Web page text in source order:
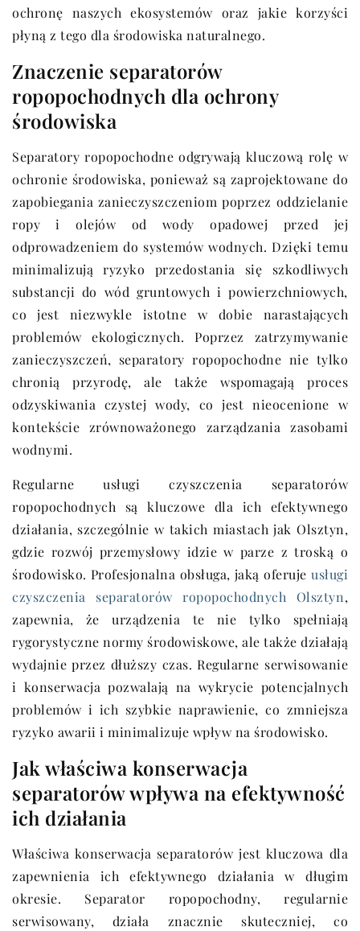
ochronę naszych ekosystemów oraz jakie korzyści
płyną z tego dla środowiska naturalnego.
Znaczenie separatorów
ropopochodnych dla ochrony
środowiska
Separatory ropopochodne odgrywają kluczową rolę w
ochronie środowiska, ponieważ są zaprojektowane do
zapobiegania zanieczyszczeniom poprzez oddzielanie
ropy i olejów od wody opadowej przed jej
odprowadzeniem do systemów wodnych. Dzięki temu
minimalizują ryzyko przedostania się szkodliwych
substancji do wód gruntowych i powierzchniowych,
co jest niezwykle istotne w dobie narastających
problemów ekologicznych. Poprzez zatrzymywanie
zanieczyszczeń, separatory ropopochodne nie tylko
chronią przyrodę, ale także wspomagają proces
odzyskiwania czystej wody, co jest nieocenione w
kontekście zrównoważonego zarządzania zasobami
wodnymi.
Regularne usługi czyszczenia separatorów
ropopochodnych są kluczowe dla ich efektywnego
działania, szczególnie w takich miastach jak Olsztyn,
gdzie rozwój przemysłowy idzie w parze z troską o
środowisko. Profesjonalna obsługa, jaką oferuje usługi
czyszczenia separatorów ropopochodnych Olsztyn,
zapewnia, że urządzenia te nie tylko spełniają
rygorystyczne normy środowiskowe, ale także działają
wydajnie przez dłuższy czas. Regularne serwisowanie
i konserwacja pozwalają na wykrycie potencjalnych
problemów i ich szybkie naprawienie, co zmniejsza
ryzyko awarii i minimalizuje wpływ na środowisko.
Jak właściwa konserwacja
separatorów wpływa na efektywność
ich działania
Właściwa konserwacja separatorów jest kluczowa dla
zapewnienia ich efektywnego działania w długim
okresie. Separator ropopochodny, regularnie
serwisowany, działa znacznie skuteczniej, co